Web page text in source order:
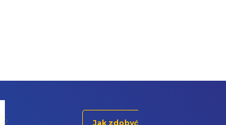
Jak zdobyć